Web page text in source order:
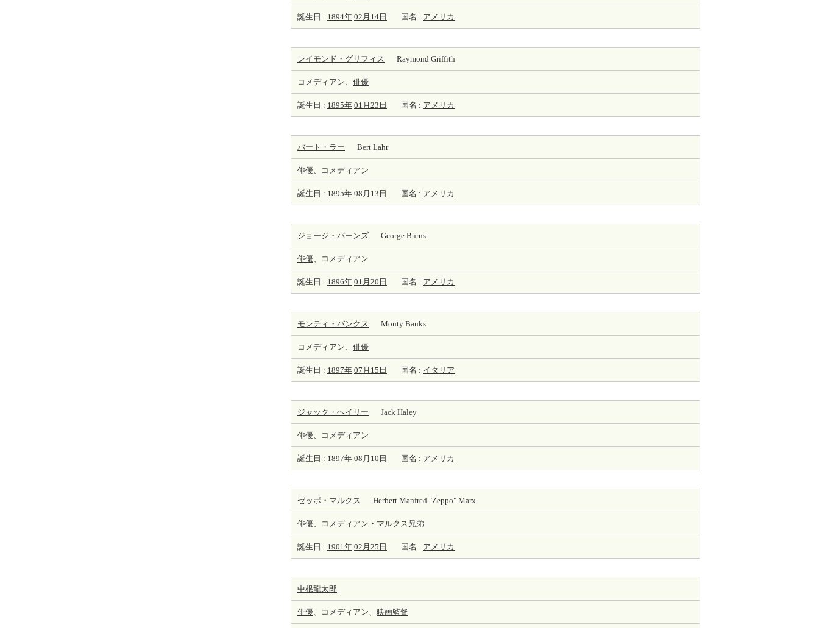
誕生日 : 1894年 02月14日 国名 : アメリカ
レイモンド・グリフィス Raymond Griffith
コメディアン、 俳優
誕生日 : 1895年 01月23日 国名 : アメリカ
バート・ラー Bert Lahr
俳優、コメディアン
誕生日 : 1895年 08月13日 国名 : アメリカ
ジョージ・バーンズ George Burns
俳優、コメディアン
誕生日 : 1896年 01月20日 国名 : アメリカ
モンティ・バンクス Monty Banks
コメディアン、 俳優
誕生日 : 1897年 07月15日 国名 : イタリア
ジャック・ヘイリー Jack Haley
俳優、コメディアン
誕生日 : 1897年 08月10日 国名 : アメリカ
ゼッポ・マルクス Herbert Manfred "Zeppo" Marx
俳優、コメディアン・マルクス兄弟
誕生日 : 1901年 02月25日 国名 : アメリカ
中根龍太郎
俳優、コメディアン、 映画監督